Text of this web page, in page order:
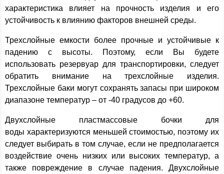
характеристика влияет на прочность изделия и его
устойчивость к влиянию факторов внешней среды.
Трехслойные емкости более прочные и устойчивые к
падению с высоты. Поэтому, если Вы будете
использовать резервуар для транспортировки, следует
обратить внимание на трехслойные изделия.
Трехслойные баки могут сохранять запасы при широком
диапазоне температур – от -40 градусов до +60.
Двухслойные пластмассовые бочки для
воды характеризуются меньшей стоимостью, поэтому их
следует выбирать в том случае, если не предполагается
воздействие очень низких или высоких температур, а
также повреждение в случае падения. Двухслойные